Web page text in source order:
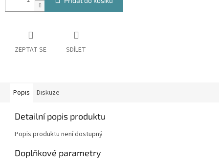
ZEPTAT SE SDÍLET
Popis Diskuze
Detailní popis produktu
Popis produktu není dostupný
Doplňkové parametry